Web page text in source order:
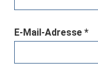
E-Mail-Adresse *